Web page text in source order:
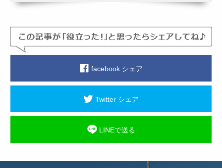
facebook シェア
Twitter シェア
LINEで送る